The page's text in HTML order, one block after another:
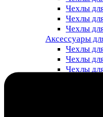
Чехлы
Чехлы
Чехлы
Аксессуары
Чехлы
Чехлы
Чехлы